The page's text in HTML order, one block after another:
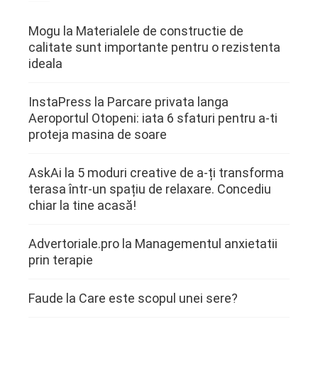
Mogu la Materialele de constructie de
calitate sunt importante pentru o rezistenta
ideala
InstaPress la Parcare privata langa
Aeroportul Otopeni: iata 6 sfaturi pentru a-ti
proteja masina de soare
AskAi la 5 moduri creative de a-ți transforma
terasa într-un spațiu de relaxare. Concediu
chiar la tine acasă!
Advertoriale.pro la Managementul anxietatii
prin terapie
Faude la Care este scopul unei sere?